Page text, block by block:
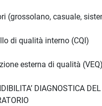
(grossolano, casuale,
di qualità interno (CQI)
esterna di qualità
DIAGNOSTICA